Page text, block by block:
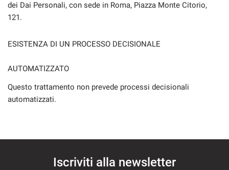
dei Dai Personali, con sede in Roma, Piazza Monte Citorio,
121.
ESISTENZA DI UN PROCESSO DECISIONALE
AUTOMATIZZATO
Questo trattamento non prevede processi decisionali
automatizzati.
Iscriviti alla newsletter